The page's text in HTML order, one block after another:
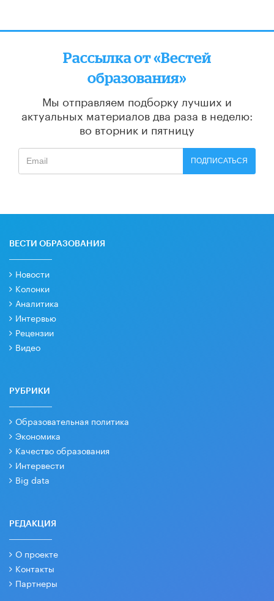
Рассылка от «Вестей
образования»
Мы отправляем подборку лучших и
актуальных материалов два раза в неделю:
во вторник и пятницу
ПОДПИСАТЬСЯ
ВЕСТИ ОБРАЗОВАНИЯ
Новости
Колонки
Аналитика
Интервью
Рецензии
Видео
РУБРИКИ
Образовательная политика
Экономика
Качество образования
Интервести
Big data
РЕДАКЦИЯ
О проекте
Контакты
Партнеры